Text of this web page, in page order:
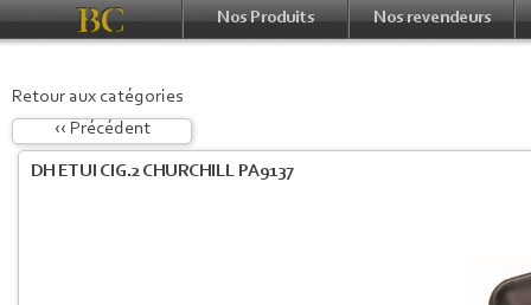
Nos Produits Nos revendeurs
Retour aux catégories
‹‹ Précédent
DH ETUI CIG.2 CHURCHILL PA9137